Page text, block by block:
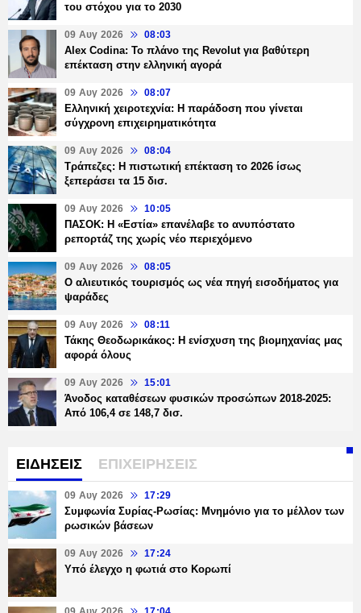
του στόχου για το 2030
09 Αυγ 2026 08:03
Alex Codina: Το πλάνο της Revolut για βαθύτερη
επέκταση στην ελληνική αγορά
09 Αυγ 2026 08:07
Ελληνική χειροτεχνία: Η παράδοση που γίνεται
σύγχρονη επιχειρηματικότητα
09 Αυγ 2026 08:04
Τράπεζες: H πιστωτική επέκταση το 2026 ίσως
ξεπεράσει τα 15 δισ.
09 Αυγ 2026 10:05
ΠΑΣΟΚ: Η «Εστία» επανέλαβε το ανυπόστατο
ρεπορτάζ της χωρίς νέο περιεχόμενο
09 Αυγ 2026 08:05
Ο αλιευτικός τουρισμός ως νέα πηγή εισοδήματος για
ψαράδες
09 Αυγ 2026 08:11
Τάκης Θεοδωρικάκος: Η ενίσχυση της βιομηχανίας μας
αφορά όλους
09 Αυγ 2026 15:01
Άνοδος καταθέσεων φυσικών προσώπων 2018-2025:
Από 106,4 σε 148,7 δισ.
ΕΙΔΗΣΕΙΣ ΕΠΙΧΕΙΡΗΣΕΙΣ
09 Αυγ 2026 17:29
Συμφωνία Συρίας-Ρωσίας: Μνημόνιο για το μέλλον των
ρωσικών βάσεων
09 Αυγ 2026 17:24
Υπό έλεγχο η φωτιά στο Κορωπί